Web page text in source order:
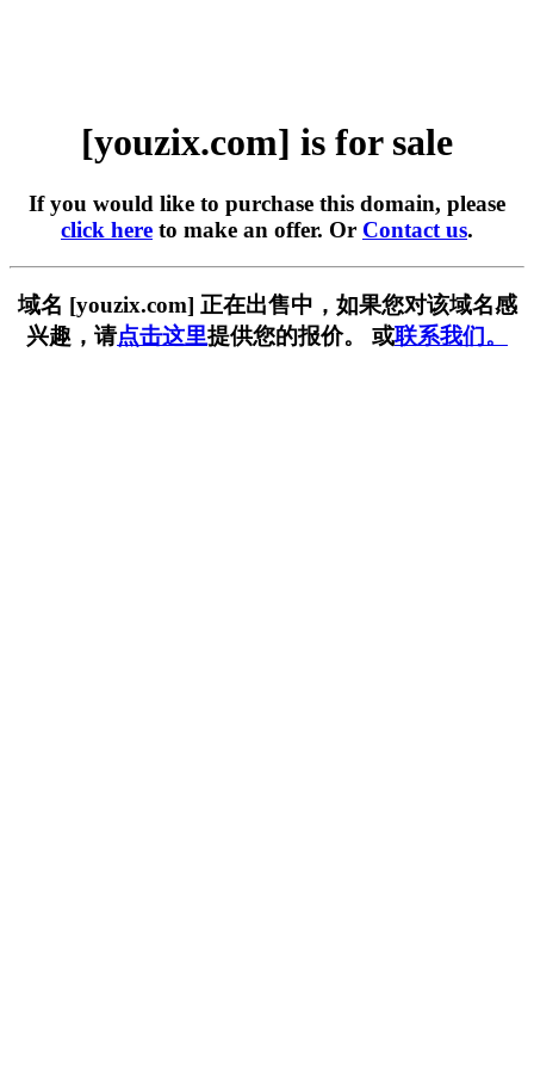
[youzix.com] is for sale
If you would like to purchase this domain, please
click here to make an offer. Or Contact us.
域名 [youzix.com] 正在出售中，如果您对该域名感
兴趣，请点击这里提供您的报价。 或联系我们。